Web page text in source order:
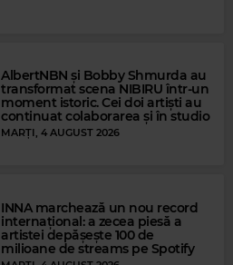
AlbertNBN și Bobby Shmurda au
transformat scena NIBIRU într-un
moment istoric. Cei doi artiști au
continuat colaborarea și în studio
MARȚI, 4 AUGUST 2026
INNA marchează un nou record
internațional: a zecea piesă a
artistei depășește 100 de
milioane de streams pe Spotify